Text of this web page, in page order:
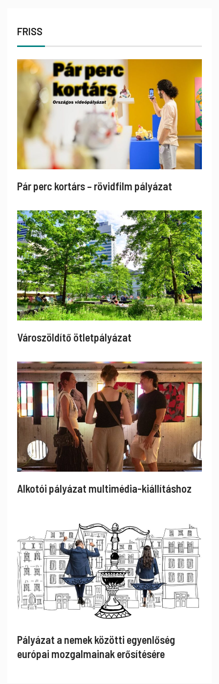
FRISS
Pár perc kortárs – rövidfilm pályázat
Városzöldítő ötletpályázat
Alkotói pályázat multimédia-kiállításhoz
Pályázat a nemek közötti egyenlőség
európai mozgalmainak erősítésére